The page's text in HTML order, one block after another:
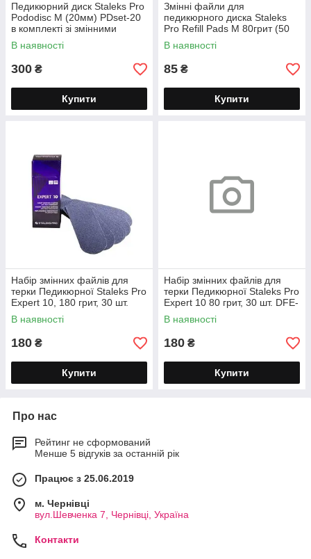
Педикюрний диск Staleks Pro
Pododisc M (20мм) PDset-20
в комплекті зі змінними
файлами 180 гріт
В наявності
300 ₴
Купити
Змінні файли для
педикюрного диска Staleks
Pro Refill Pads М 80грит (50
шт.) PDF-20-80
В наявності
85 ₴
Купити
Набір змінних файлів для
терки Педикюрної Staleks Pro
Expert 10, 180 грит, 30 шт.
DFE-10-180
В наявності
180 ₴
Купити
Набір змінних файлів для
терки Педикюрної Staleks Pro
Expert 10 80 грит, 30 шт. DFE-
10-80
В наявності
180 ₴
Купити
Про нас
Рейтинг не сформований
Менше 5 відгуків за останній рік
Працює з 25.06.2019
м. Чернівці
вул.Шевченка 7, Чернівці, Україна
Контакти